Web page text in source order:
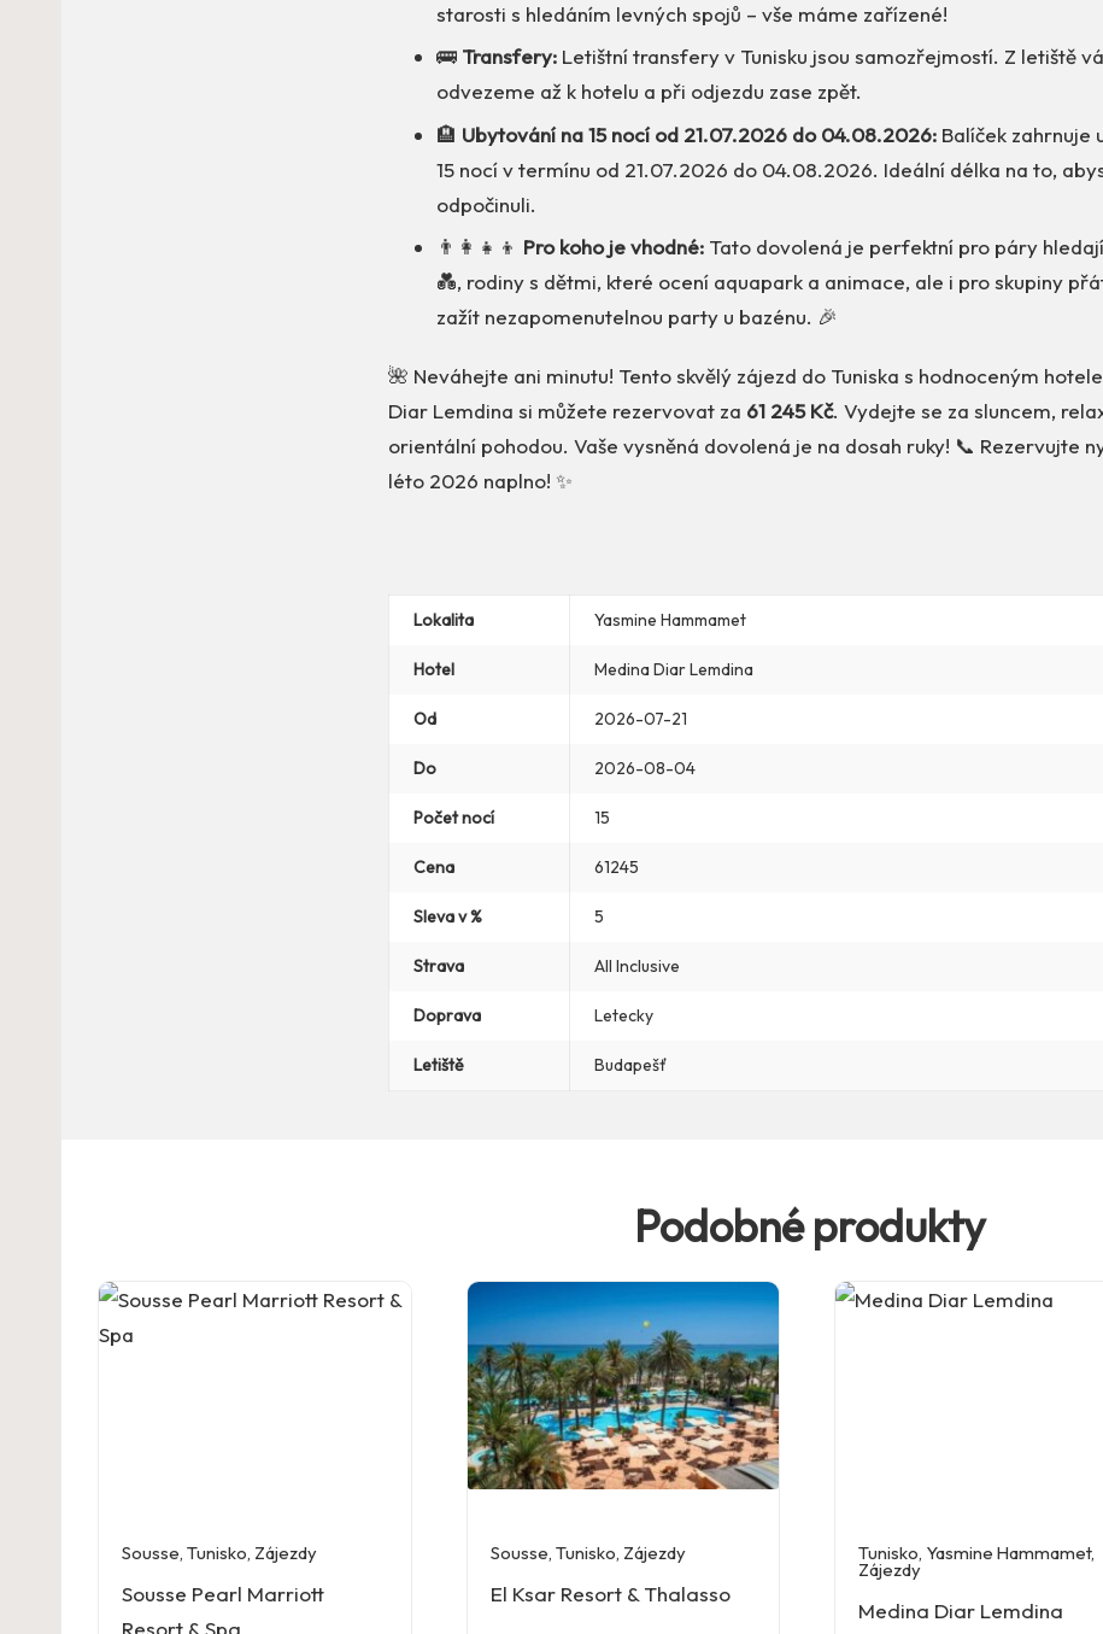
starosti s hledáním levných spojů – vše máme zařízené!
🚌 Transfery: Letištní transfery v Tunisku jsou samozřejmostí. Z letiště
odvezeme až k hotelu a při odjezdu zase zpět.
🏨 Ubytování na 15 nocí od 21.07.2026 do 04.08.2026: Balíček zahrnuje
15 nocí v termínu od 21.07.2026 do 04.08.2026. Ideální délka na to,
odpočinuli.
👨‍👩‍👧‍👦 Pro koho je vhodné: Tato dovolená je perfektní pro páry
💑, rodiny s dětmi, které ocení aquapark a animace, ale i pro skupiny
zažít nezapomenutelnou party u bazénu. 🎉
🌺 Neváhejte ani minutu! Tento skvělý zájezd do Tuniska s hodnoceným
Diar Lemdina si můžete rezervovat za 61 245 Kč. Vydejte se za sluncem,
orientální pohodou. Vaše vysněná dovolená je na dosah ruky! 📞 Rezervujte
léto 2026 naplno! ✨
Lokalita Yasmine Hammamet
Hotel Medina Diar Lemdina
Od 2026-07-21
Do 2026-08-04
Počet nocí 15
Cena 61245
Sleva v % 5
Strava All Inclusive
Doprava Letecky
Letiště Budapešť
Podobné produkty
Sousse, Tunisko, Zájezdy
Sousse Pearl Marriott
Resort & Spa
Sousse, Tunisko, Zájezdy
El Ksar Resort & Thalasso
Tunisko, Yasmine Hammamet,
Zájezdy
Medina Diar Lemdina